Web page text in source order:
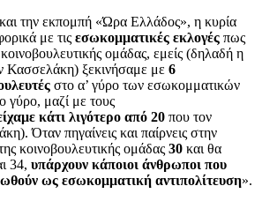
την εκπομπή «Ώρα Ελλάδος», η κυρία
με τις εσωκομματικές εκλογές πως
ομάδας, εμείς (δηλαδή η
Κασσελάκη) ξεκινήσαμε με 6
στο α’ γύρο των εσωκομματικών
γύρο, μαζί με τους
κάτι λιγότερο από 20 που τον
Όταν πηγαίνεις και παίρνεις στην
κοινοβουλευτικής ομάδας 30 και θα
34, υπάρχουν κάποιοι άνθρωποι που
ως εσωκομματική αντιπολίτευση».